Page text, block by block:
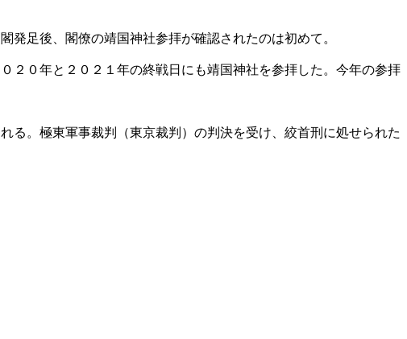
足後、閣僚の靖国神社参拝が確認されたのは初めて。
２０年と２０２１年の終戦日にも靖国神社を参拝した。今年の参拝
る。極東軍事裁判（東京裁判）の判決を受け、絞首刑に処せられた